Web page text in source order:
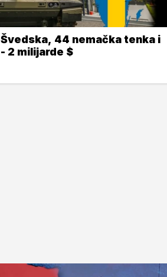
Švedska, 44 nemačka tenka i
- 2 milijarde $